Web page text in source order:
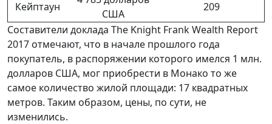
Кейптаун
США
209
Составители доклада The Knight Frank Wealth Report
2017 отмечают, что в начале прошлого года
покупатель, в распоряжении которого имелся 1 млн.
долларов США, мог приобрести в Монако то же
самое количество жилой площади: 17 квадратных
метров. Таким образом, цены, по сути, не
изменились.